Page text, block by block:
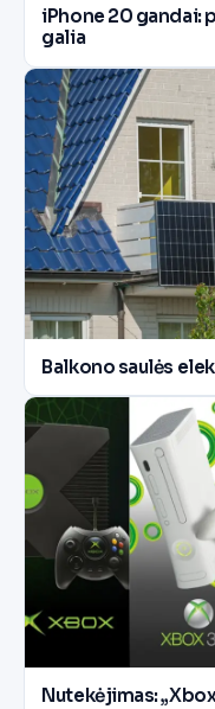
iPhone 20 gandai:
galia
Balkono saulės
Nutekėjimas: